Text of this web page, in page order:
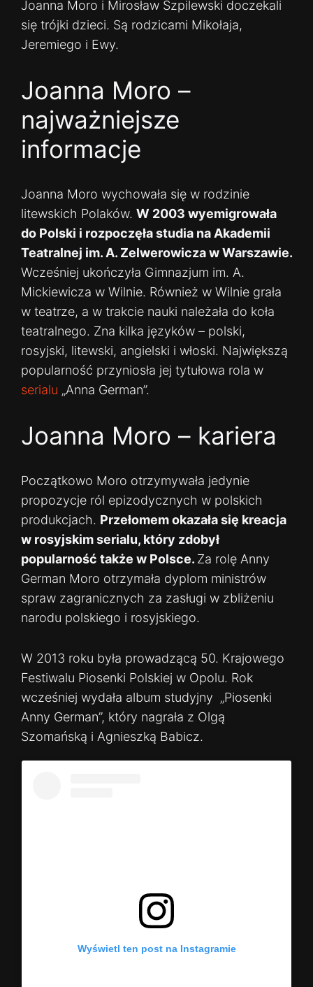
Joanna Moro i Mirosław Szpilewski doczekali
się trójki dzieci. Są rodzicami Mikołaja,
Jeremiego i Ewy.
Joanna Moro –
najważniejsze
informacje
Joanna Moro wychowała się w rodzinie
litewskich Polaków. W 2003 wyemigrowała
do Polski i rozpoczęła studia na Akademii
Teatralnej im. A. Zelwerowicza w Warszawie.
Wcześniej ukończyła Gimnazjum im. A.
Mickiewicza w Wilnie. Również w Wilnie grała
w teatrze, a w trakcie nauki należała do koła
teatralnego. Zna kilka języków – polski,
rosyjski, litewski, angielski i włoski. Największą
popularność przyniosła jej tytułowa rola w
serialu „Anna German”.
Joanna Moro – kariera
Początkowo Moro otrzymywała jedynie
propozycje ról epizodycznych w polskich
produkcjach. Przełomem okazała się kreacja
w rosyjskim serialu, który zdobył
popularność także w Polsce. Za rolę Anny
German Moro otrzymała dyplom ministrów
spraw zagranicznych za zasługi w zbliżeniu
narodu polskiego i rosyjskiego.
W 2013 roku była prowadzącą 50. Krajowego
Festiwalu Piosenki Polskiej w Opolu. Rok
wcześniej wydała album studyjny „Piosenki
Anny German”, który nagrała z Olgą
Szomańską i Agnieszką Babicz.
Wyświetl ten post na Instagramie